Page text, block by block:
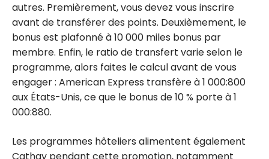
autres. Premièrement, vous devez vous inscrire
avant de transférer des points. Deuxièmement, le
bonus est plafonné à 10 000 miles bonus par
membre. Enfin, le ratio de transfert varie selon le
programme, alors faites le calcul avant de vous
engager : American Express transfère à 1 000:800
aux États-Unis, ce que le bonus de 10 % porte à 1
000:880.
Les programmes hôteliers alimentent également